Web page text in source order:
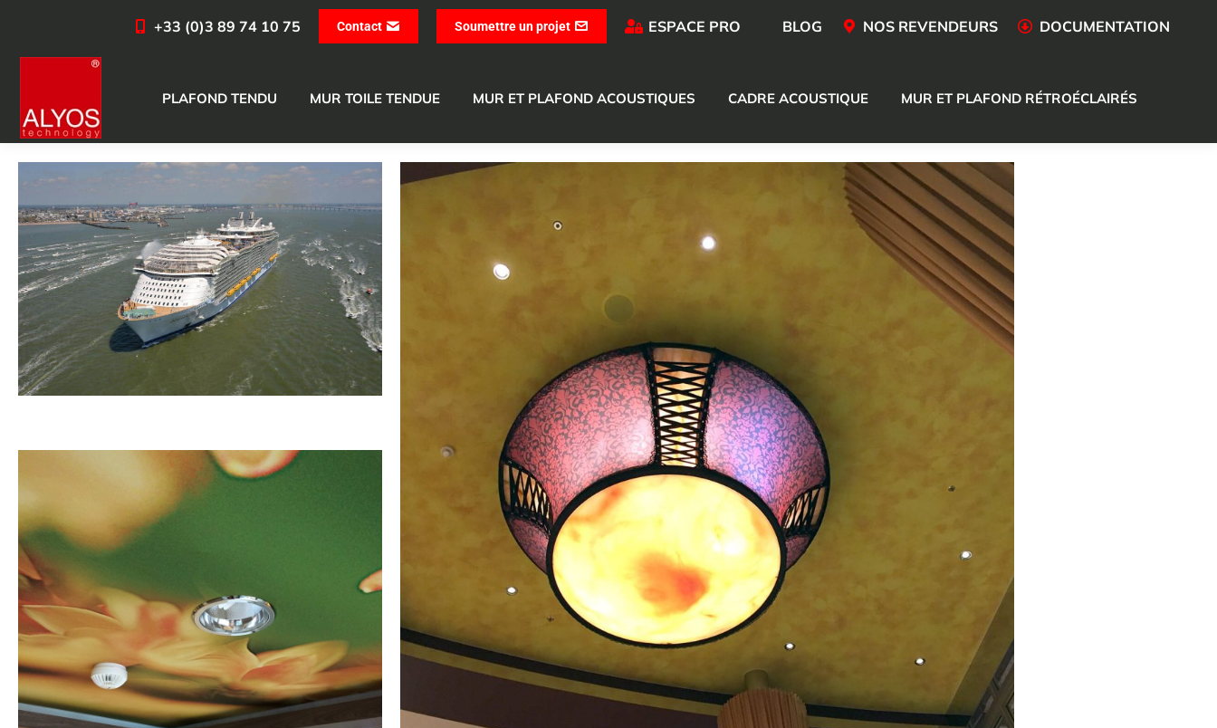
+33 (0)3 89 74 10 75 Contact Soumettre un projet ESPACE PRO BLOG NOS REVENDEURS DOCUMENTATION
PLAFOND TENDU MUR TOILE TENDUE MUR ET PLAFOND ACOUSTIQUES CADRE ACOUSTIQUE MUR ET PLAFOND RÉTROÉCLAIRÉS